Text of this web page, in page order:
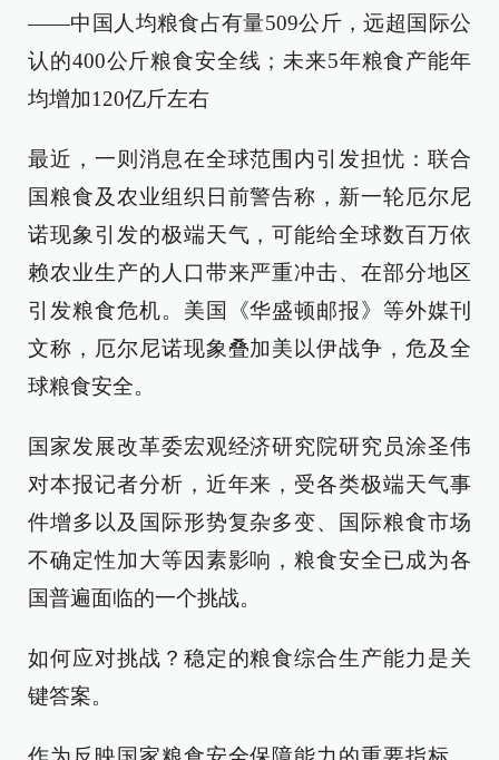
——中国人均粮食占有量509公斤，远超国际公
认的400公斤粮食安全线；未来5年粮食产能年
均增加120亿斤左右
最近，一则消息在全球范围内引发担忧：联合
国粮食及农业组织日前警告称，新一轮厄尔尼
诺现象引发的极端天气，可能给全球数百万依
赖农业生产的人口带来严重冲击、在部分地区
引发粮食危机。美国《华盛顿邮报》等外媒刊
文称，厄尔尼诺现象叠加美以伊战争，危及全
球粮食安全。
国家发展改革委宏观经济研究院研究员涂圣伟
对本报记者分析，近年来，受各类极端天气事
件增多以及国际形势复杂多变、国际粮食市场
不确定性加大等因素影响，粮食安全已成为各
国普遍面临的一个挑战。
如何应对挑战？稳定的粮食综合生产能力是关
键答案。